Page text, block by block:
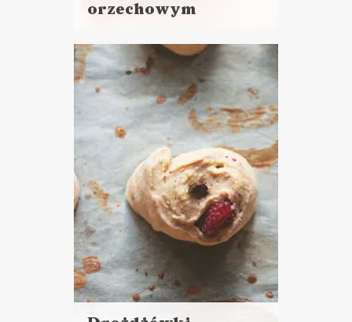
orzechowym
więcej
Czas przygotowania:
do 45 minut
CIASTA I DESERY
MAJÓWKA ?
WIELKANOC ?